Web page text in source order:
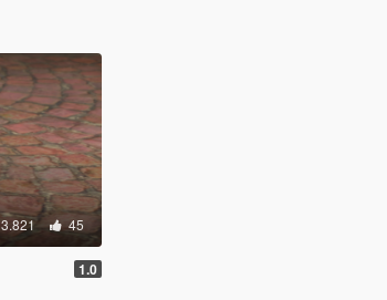
3.821 45
1.0